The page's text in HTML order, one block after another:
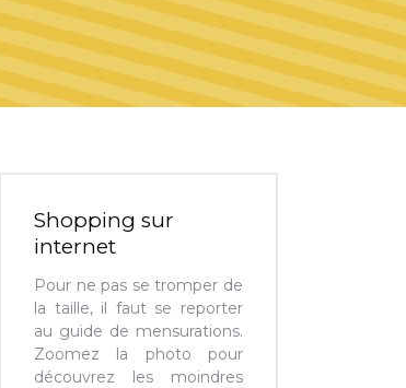
Shopping sur
internet
Pour ne pas se tromper de
la taille, il faut se reporter
au guide de mensurations.
Zoomez la photo pour
découvrez les moindres